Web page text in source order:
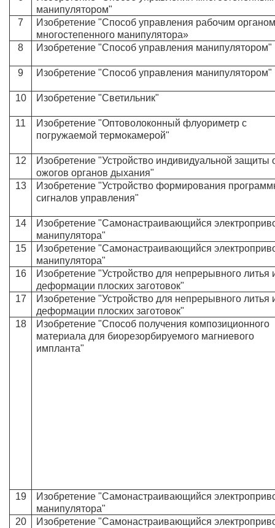
манипулятором"
7
Изобретение "Способ управления рабочим
многостепенного манипулятора»
8
Изобретение "Способ управления манипулятором"
9 Изобретение "Способ управления манипулятором"
10 Изобретение "Светильник"
11
Изобретение "Оптоволоконный флуориметр с
погружаемой термокамерой"
12
Изобретение "Устройство индивидуальной защиты
ожогов органов дыхания"
13
Изобретение "Устройство формирования
сигналов управления"
14
Изобретение "Самонастраивающийся
манипулятора"
15
Изобретение "Самонастраивающийся
манипулятора"
16
Изобретение "Устройство для непрерывного литья
деформации плоских заготовок"
17
Изобретение "Устройство для непрерывного литья
деформации плоских заготовок"
18
Изобретение "Способ получения композиционного
материала для биорезорбируемого магниевого
импланта"
19
Изобретение "Самонастраивающийся
манипулятора"
20
Изобретение "Самонастраивающийся